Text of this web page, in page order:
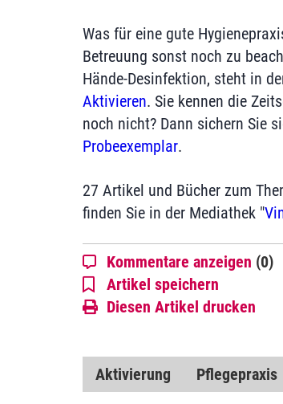
Was für eine gute
Betreuung sonst noch zu
Hände-Desinfektion, steht in
Aktivieren. Sie kennen die
noch nicht? Dann sichern Sie
Probeexemplar.
27 Artikel und Bücher zum
finden Sie in der Mediathek "
Kommentare anzeigen (0)
Artikel speichern
Diesen Artikel drucken
Aktivierung Pflegepraxis